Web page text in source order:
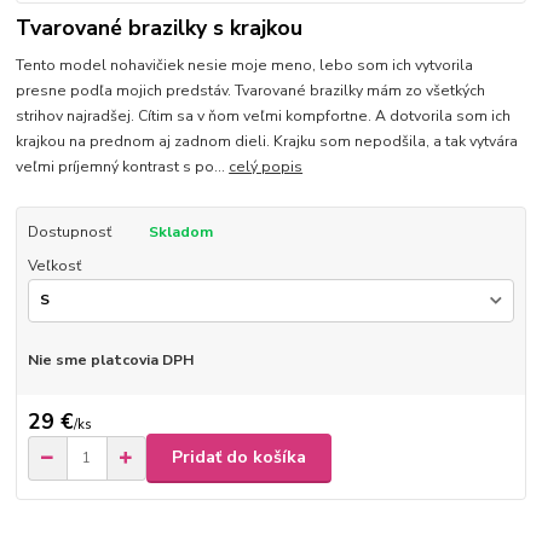
Tvarované brazilky s krajkou
Tento model nohavičiek nesie moje meno, lebo som ich vytvorila
presne podľa mojich predstáv. Tvarované brazilky mám zo všetkých
strihov najradšej. Cítim sa v ňom veľmi kompfortne. A dotvorila som ich
krajkou na prednom aj zadnom dieli. Krajku som nepodšila, a tak vytvára
veľmi príjemný kontrast s po... celý popis
Dostupnosť
Skladom
Veľkosť
Nie sme platcovia DPH
29 €/ks
Pridať do košíka